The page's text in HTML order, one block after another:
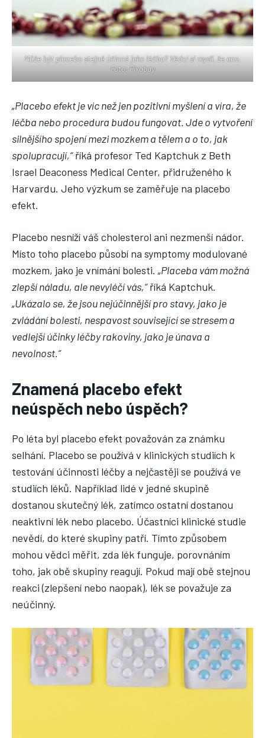
Může být placebo stejně účinné jako léčba? Vědci si myslí, že ano.
Foto: Pixabay
„Placebo efekt je víc než jen pozitivní myšlení a víra, že
léčba nebo procedura budou fungovat. Jde o vytvoření
silnějšího spojení mezi mozkem a tělem a o to, jak
spolupracují,“říká profesor Ted Kaptchuk z Beth
Israel Deaconess Medical Center, přidruženého k
Harvardu. Jeho výzkum se zaměřuje na placebo
efekt.
Placebo nesníží váš cholesterol ani nezmenší nádor.
Místo toho placebo působí na symptomy modulované
mozkem, jako je vnímání bolesti. „Placeba vám možná
zlepší náladu, ale nevyléčí vás,“říká Kaptchuk.
„Ukázalo se, že jsou nejúčinnější pro stavy, jako je
zvládání bolesti, nespavost související se stresem a
vedlejší účinky léčby rakoviny, jako je únava a
nevolnost.“
Znamená placebo efekt
neúspěch nebo úspěch?
Po léta byl placebo efekt považován za známku
selhání. Placebo se používá v klinických studiích k
testování účinnosti léčby a nejčastěji se používá ve
studiích léků. Například lidé v jedné skupině
dostanou skutečný lék, zatímco ostatní dostanou
neaktivní lék nebo placebo. Účastníci klinické studie
nevědí, do které skupiny patří. Tímto způsobem
mohou vědci měřit, zda lék funguje, porovnáním
toho, jak obě skupiny reagují. Pokud mají obě stejnou
reakci (zlepšení nebo naopak), lék se považuje za
neúčinný.